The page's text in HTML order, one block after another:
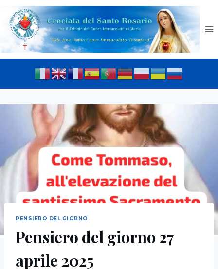
PENSIERO DEL GIORNO
Pensiero del giorno 27
aprile 2025